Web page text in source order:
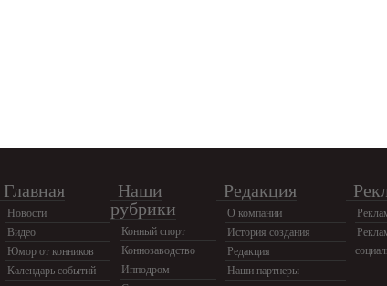
Главная
Новости
Видео
Юмор от конников
Календарь событий
Наши
рубрики
Конный спорт
Коннозаводство
Ипподром
Редакция
О компании
История создания
Редакция
Наши партнеры